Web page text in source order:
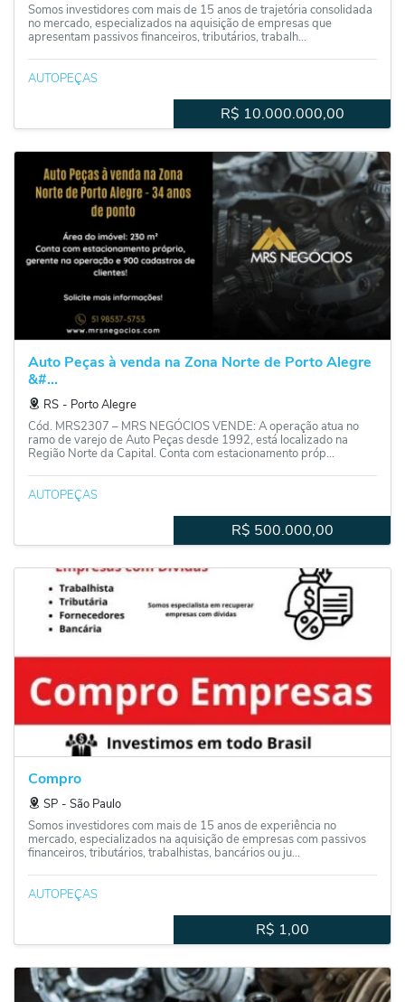
Somos investidores com mais de 15 anos de trajetória consolidada
no mercado, especializados na aquisição de empresas que
apresentam passivos financeiros, tributários, trabalh...
AUTOPEÇAS
R$ 10.000.000,00
Auto Peças à venda na Zona Norte de Porto Alegre
&#...
RS ‐ Porto Alegre
Cód. MRS2307 – MRS NEGÓCIOS VENDE: A operação atua no
ramo de varejo de Auto Peças desde 1992, está localizado na
Região Norte da Capital. Conta com estacionamento próp...
AUTOPEÇAS
R$ 500.000,00
Compro
SP ‐ São Paulo
Somos investidores com mais de 15 anos de experiência no
mercado, especializados na aquisição de empresas com passivos
financeiros, tributários, trabalhistas, bancários ou ju...
AUTOPEÇAS
R$ 1,00